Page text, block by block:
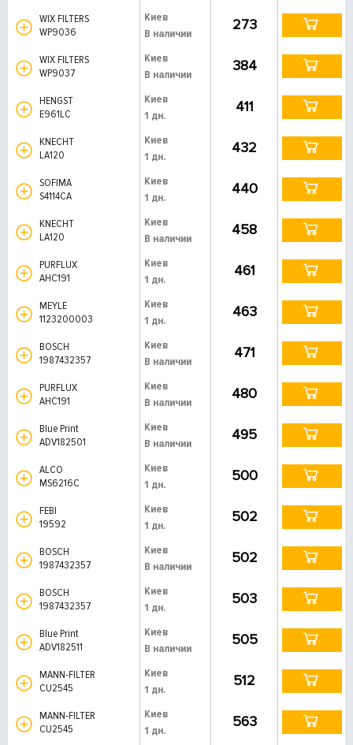
WIX FILTERS
WP9036
Киев
В наличии
273
WIX FILTERS
WP9037
Киев
В наличии
384
HENGST
E961LC
Киев
1 дн.
411
KNECHT
LA120
Киев
1 дн.
432
SOFIMA
S4114CA
Киев
1 дн.
440
KNECHT
LA120
Киев
В наличии
458
PURFLUX
AHC191
Киев
1 дн.
461
MEYLE
1123200003
Киев
1 дн.
463
BOSCH
1987432357
Киев
В наличии
471
PURFLUX
AHC191
Киев
В наличии
480
Blue Print
ADV182501
Киев
В наличии
495
ALCO
MS6216C
Киев
1 дн.
500
FEBI
19592
Киев
1 дн.
502
BOSCH
1987432357
Киев
В наличии
502
BOSCH
1987432357
Киев
1 дн.
503
Blue Print
ADV182511
Киев
В наличии
505
MANN-FILTER
CU2545
Киев
1 дн.
512
MANN-FILTER
CU2545
Киев
1 дн.
563